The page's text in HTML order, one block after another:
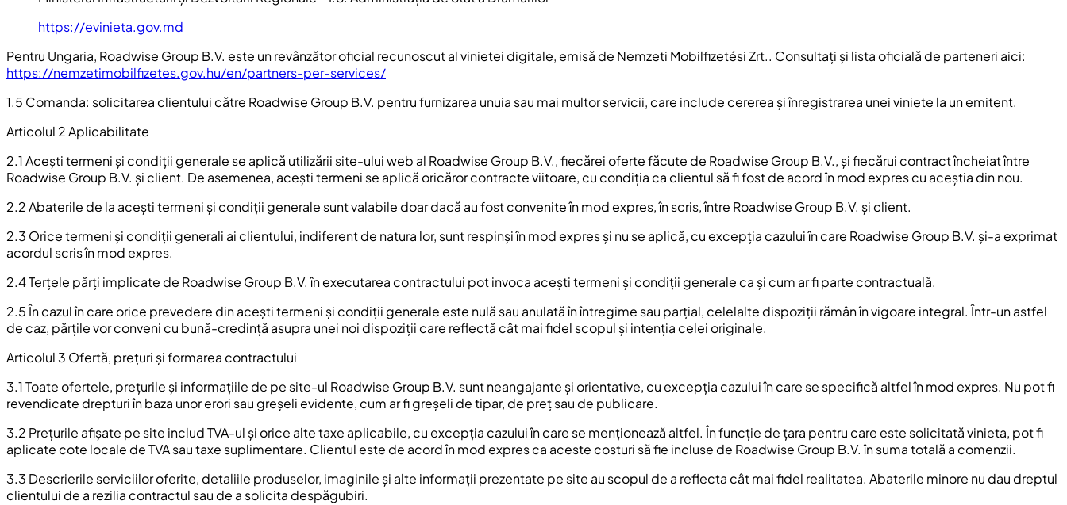
https://evinieta.gov.md
Pentru Ungaria, Roadwise Group B.V. este un revânzător oficial recunoscut al vinietei digitale, emisă de Nemzeti Mobilfizetési Zrt.. Consultați și lista oficială de parteneri aici:
https://nemzetimobilfizetes.gov.hu/en/partners-per-services/
1.5 Comanda: solicitarea clientului către Roadwise Group B.V. pentru furnizarea unuia sau mai multor servicii, care include cererea și înregistrarea unei viniete la un emitent.
Articolul 2 Aplicabilitate
2.1 Acești termeni și condiții generale se aplică utilizării site-ului web al Roadwise Group B.V., fiecărei oferte făcute de Roadwise Group B.V., și fiecărui contract încheiat între
Roadwise Group B.V. și client. De asemenea, acești termeni se aplică oricăror contracte viitoare, cu condiția ca clientul să fi fost de acord în mod expres cu aceștia din nou.
2.2 Abaterile de la acești termeni și condiții generale sunt valabile doar dacă au fost convenite în mod expres, în scris, între Roadwise Group B.V. și client.
2.3 Orice termeni și condiții generali ai clientului, indiferent de natura lor, sunt respinși în mod expres și nu se aplică, cu excepția cazului în care Roadwise Group B.V. și-a exprimat
acordul scris în mod expres.
2.4 Terțele părți implicate de Roadwise Group B.V. în executarea contractului pot invoca acești termeni și condiții generale ca și cum ar fi parte contractuală.
2.5 În cazul în care orice prevedere din acești termeni și condiții generale este nulă sau anulată în întregime sau parțial, celelalte dispoziții rămân în vigoare integral. Într-un astfel
de caz, părțile vor conveni cu bună-credință asupra unei noi dispoziții care reflectă cât mai fidel scopul și intenția celei originale.
Articolul 3 Ofertă, prețuri și formarea contractului
3.1 Toate ofertele, prețurile și informațiile de pe site-ul Roadwise Group B.V. sunt neangajante și orientative, cu excepția cazului în care se specifică altfel în mod expres. Nu pot fi
revendicate drepturi în baza unor erori sau greșeli evidente, cum ar fi greșeli de tipar, de preț sau de publicare.
3.2 Prețurile afișate pe site includ TVA-ul și orice alte taxe aplicabile, cu excepția cazului în care se menționează altfel. În funcție de țara pentru care este solicitată vinieta, pot fi
aplicate cote locale de TVA sau taxe suplimentare. Clientul este de acord în mod expres ca aceste costuri să fie incluse de Roadwise Group B.V. în suma totală a comenzii.
3.3 Descrierile serviciilor oferite, detaliile produselor, imaginile și alte informații prezentate pe site au scopul de a reflecta cât mai fidel realitatea. Abaterile minore nu dau dreptul
clientului de a rezilia contractul sau de a solicita despăgubiri.